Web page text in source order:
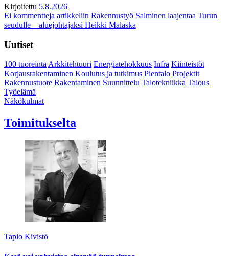
Kirjoitettu 5.8.2026
Ei kommentteja artikkeliin Rakennustyö Salminen laajentaa Turun
seudulle – aluejohtajaksi Heikki Malaska
Uutiset
100 tuoreintaArkkitehtuuri Energiatehokkuus Infra Kiinteistöt
Korjausrakentaminen Koulutus ja tutkimus Pientalo Projektit
Rakennustuote Rakentaminen Suunnittelu Talotekniikka Talous
Työelämä
Näkökulmat
Toimitukselta
Tapio Kivistö